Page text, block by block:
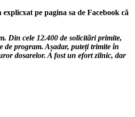
pe pagina sa de Facebook că
Din cele 12.400 de solicitări primite,
de program. Așadar, puteți trimite în
dosarelor. A fost un efort zilnic, dar